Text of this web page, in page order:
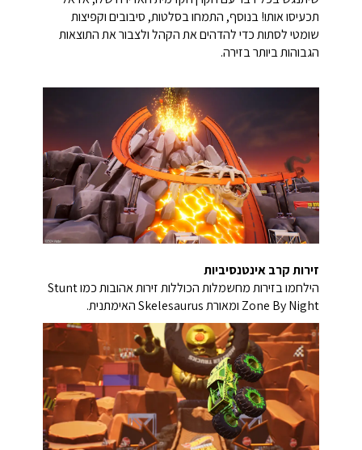
תכעיסו אותו! בנוסף, התמחו בסלטות, סיבובים וקפיצות
שומטי לסתות כדי להדהים את הקהל ולצבור את התוצאות
הגבוהות ביותר בזירה.
זירות קרב אינטנסיביות
הילחמו בזירות מחשמלות הכוללות זירות אהובות כמו Stunt
Zone By Night ומאורת Skelesaurus האימתנית.